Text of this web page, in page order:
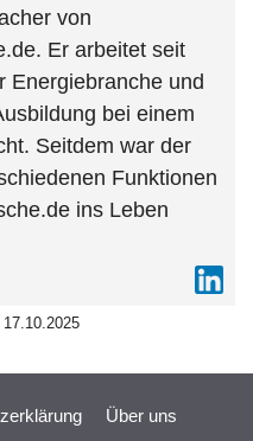
von
Er arbeitet seit
Energiebranche und
bei einem
Seitdem war der
Funktionen
ins Leben
Über uns